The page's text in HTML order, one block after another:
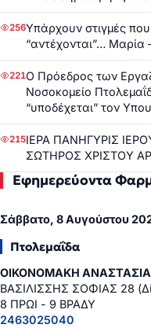
256Υπάρχουν στιγμές
“αντέχονται”…
221Ο Πρόεδρος των
Νοσοκομείο
“υποδέχεται” τον
215ΙΕΡΑ ΠΑΝΗΓΥΡΙΣ
ΣΩΤΗΡΟΣ ΧΡΙΣΤΟΥ
Εφημερεύοντα
Σάββατο, 8 Αυγούστου
Πτολεμαΐδα
ΟΙΚΟΝΟΜΑΚΗ ΑΝΑΣΤΑΣΙΑ
ΒΑΣΙΛΙΣΣΗΣ ΣΟΦΙΑΣ 28
8 ΠΡΩΙ - 9 ΒΡΑΔΥ
2463025040